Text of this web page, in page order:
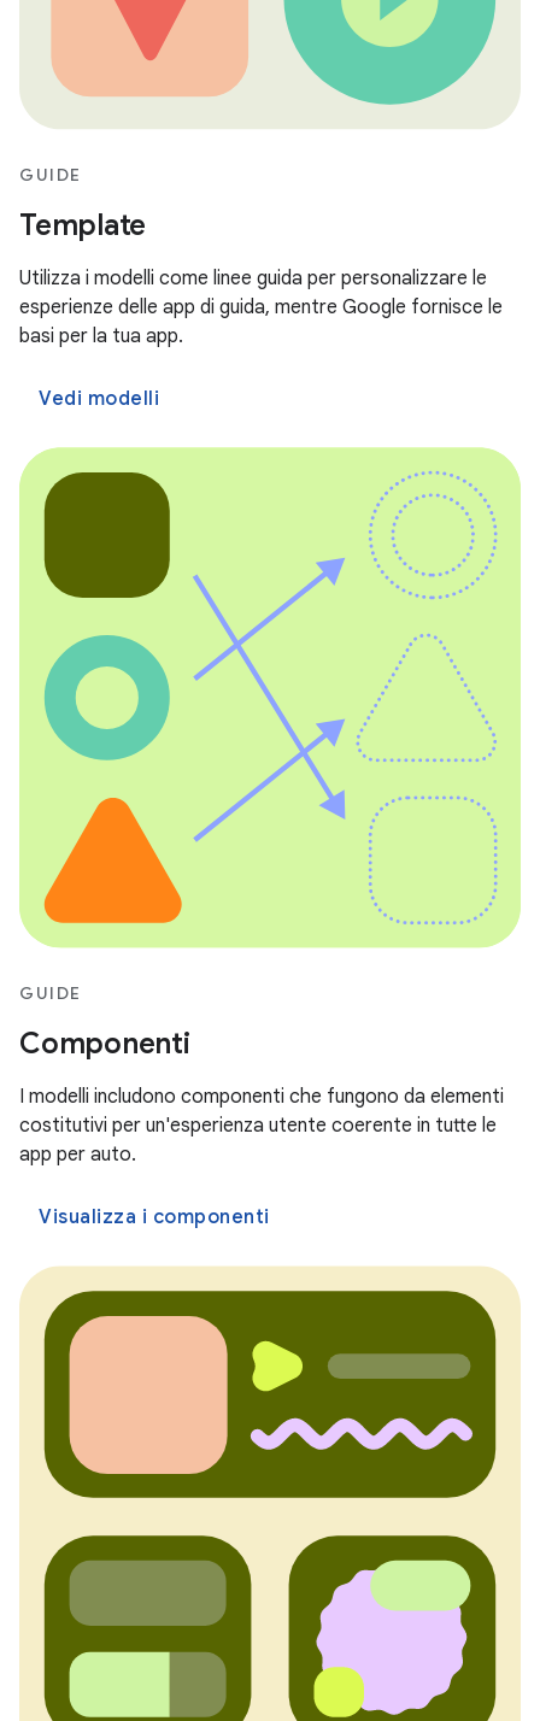
GUIDE
Template
Utilizza i modelli come linee guida per personalizzare le
esperienze delle app di guida, mentre Google fornisce le
basi per la tua app.
Vedi modelli
GUIDE
Componenti
I modelli includono componenti che fungono da elementi
costitutivi per un'esperienza utente coerente in tutte le
app per auto.
Visualizza i componenti